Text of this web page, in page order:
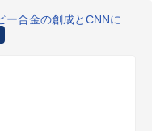
ー合金の創成とCNNに